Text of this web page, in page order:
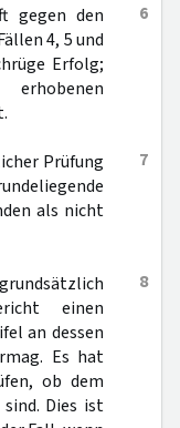
6
gegen den
4, 5 und
Erfolg;
7
Prüfung
als nicht
8
einen
an dessen
Es hat
ob dem
Dies ist